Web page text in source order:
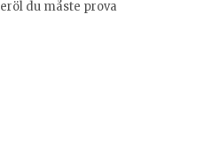
du måste prova